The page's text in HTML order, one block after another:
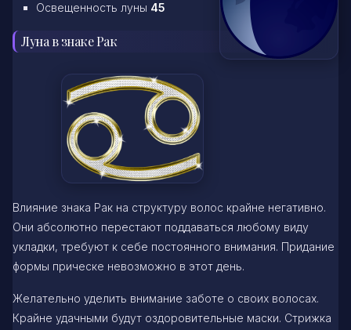
Освещенность луны 45
Луна в знаке Рак
Влияние знака Рак на структуру волос крайне негативно.
Они абсолютно перестают поддаваться любому виду
укладки, требуют к себе постоянного внимания. Придание
формы прическе невозможно в этот день.
Желательно уделить внимание заботе о своих волосах.
Крайне удачными будут оздоровительные маски. Стрижка